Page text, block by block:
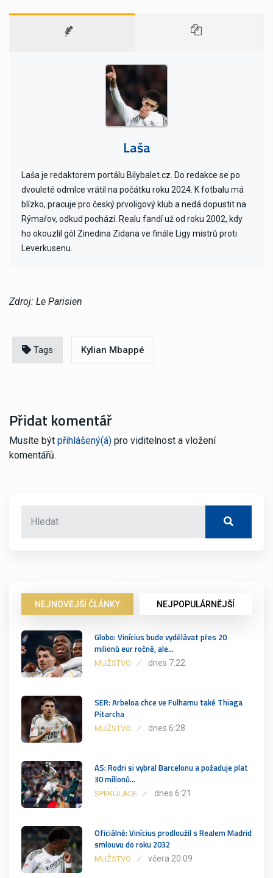
Laša
Laša je redaktorem portálu Bilybalet.cz. Do redakce se po
dvouleté odmlce vrátil na počátku roku 2024. K fotbalu má
blízko, pracuje pro český prvoligový klub a nedá dopustit na
Rýmařov, odkud pochází. Realu fandí už od roku 2002, kdy
ho okouzlil gól Zinedina Zidana ve finále Ligy mistrů proti
Leverkusenu.
Zdroj: Le Parisien
Tags Kylian Mbappé
Přidat komentář
Musíte být přihlášený(á) pro viditelnost a vložení
komentářů.
NEJNOVĚJŠÍ ČLÁNKY NEJPOPULÁRNĚJŠÍ
Globo: Vinícius bude vydělávat přes 20
milionů eur ročně, ale…
MUŽSTVO dnes 7:22
SER: Arbeloa chce ve Fulhamu také Thiaga
Pitarcha
MUŽSTVO dnes 6:28
AS: Rodri si vybral Barcelonu a požaduje plat
30 milionů…
SPEKULACE dnes 6:21
Oficiálně: Vinícius prodloužil s Realem Madrid
smlouvu do roku 2032
MUŽSTVO včera 20:09